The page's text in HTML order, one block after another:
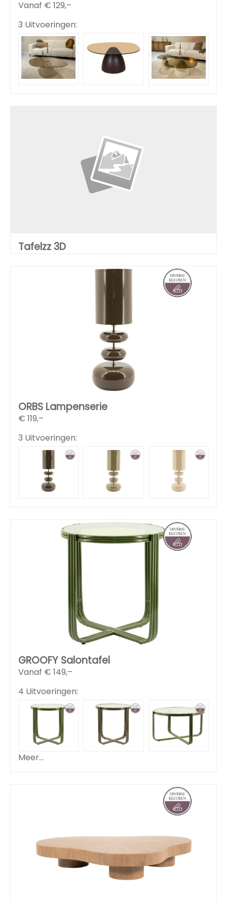
Vanaf € 129,–
3 Uitvoeringen:
Tafelzz 3D
ORBS Lampenserie
€ 119,–
3 Uitvoeringen:
GROOFY Salontafel
Vanaf € 149,–
4 Uitvoeringen:
Meer...